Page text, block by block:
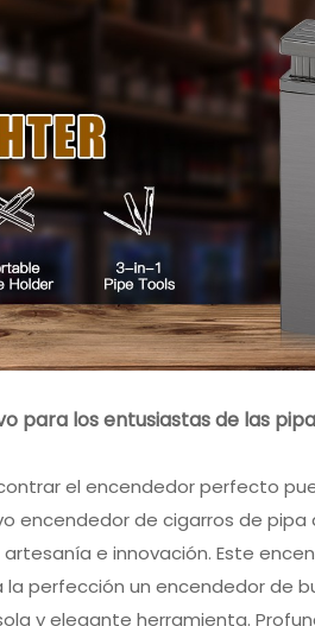
para los entusiastas de las
el encendedor perfecto
encendedor de cigarros de pipa
e innovación. Este
perfección un encendedor de
y elegante herramienta.